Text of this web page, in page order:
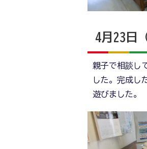
4月23日
親子で相談し
した。完成し
遊びました。